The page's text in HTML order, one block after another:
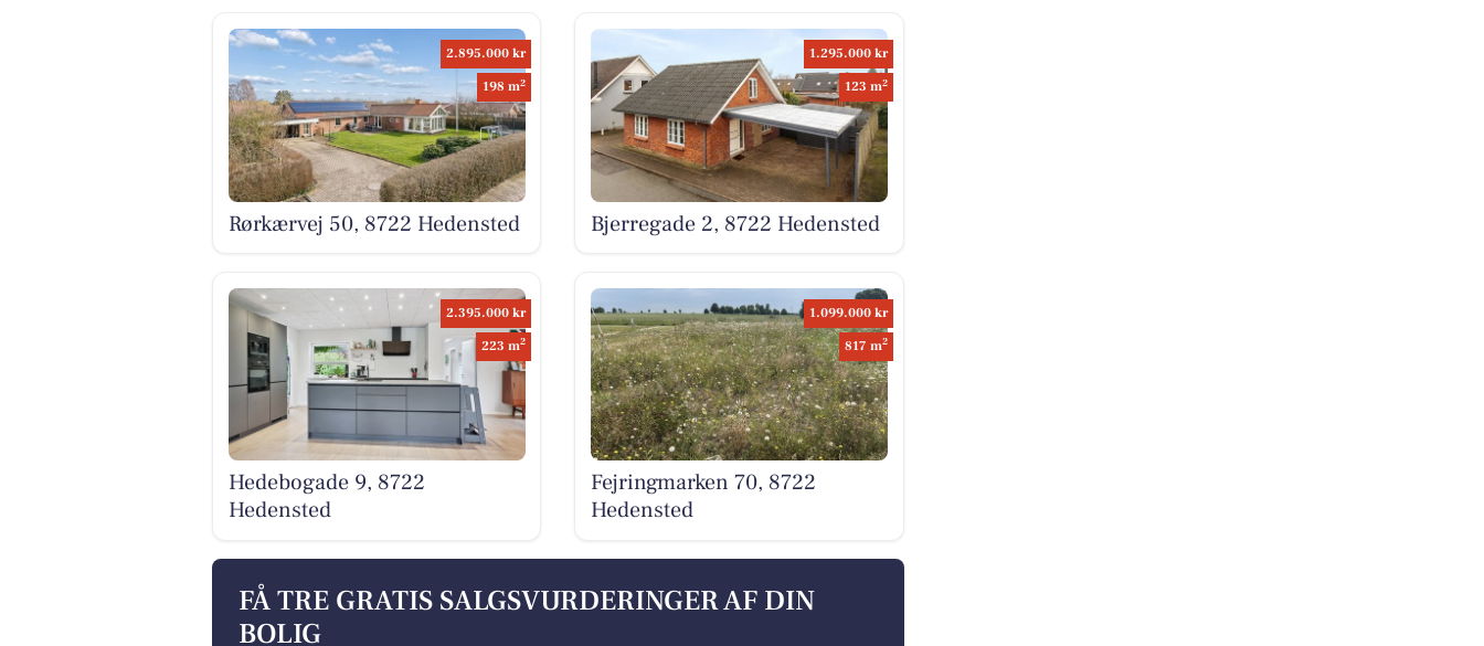
2.895.000 kr
198 m2
Rørkærvej 50, 8722 Hedensted
1.295.000 kr
123 m2
Bjerregade 2, 8722 Hedensted
2.395.000 kr
223 m2
Hedebogade 9, 8722
Hedensted
1.099.000 kr
817 m2
Fejringmarken 70, 8722
Hedensted
FÅ TRE GRATIS SALGSVURDERINGER AF DIN
BOLIG